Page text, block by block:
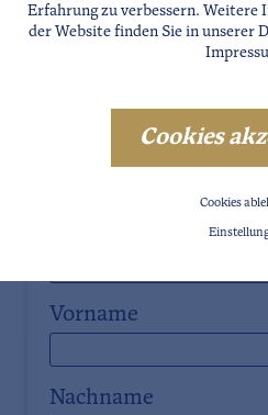
Vorname
Nachname
Erfahrung zu verbessern. Weitere
der Website finden Sie in unserer
Cookies
Cookies